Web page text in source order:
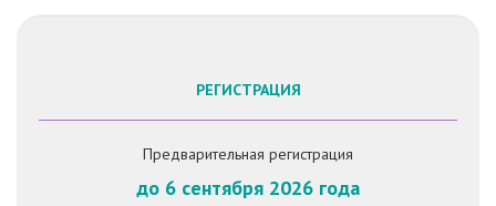
РЕГИСТРАЦИЯ
Предварительная регистрация
до 6 сентября 2026 года